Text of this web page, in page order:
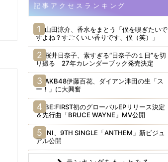
記事アクセスランキング
山田涼介、香水をまとう「僕を嗅ぎたいで
すよね？すごくいい香りです、僕（笑）」
桜井日奈子、素すぎる“日奈子の１日”を切
り撮る 27年カレンダーブック発売決定
AKB48伊藤百花、ダイアン津田の生「ス
ー！」に大興奮
BE:FIRST初のグローバルEPリリース決定
＆先行曲「BRUCE WAYNE」MV公開
INI、9TH SINGLE「ANTHEM」新ビジュ
アル公開